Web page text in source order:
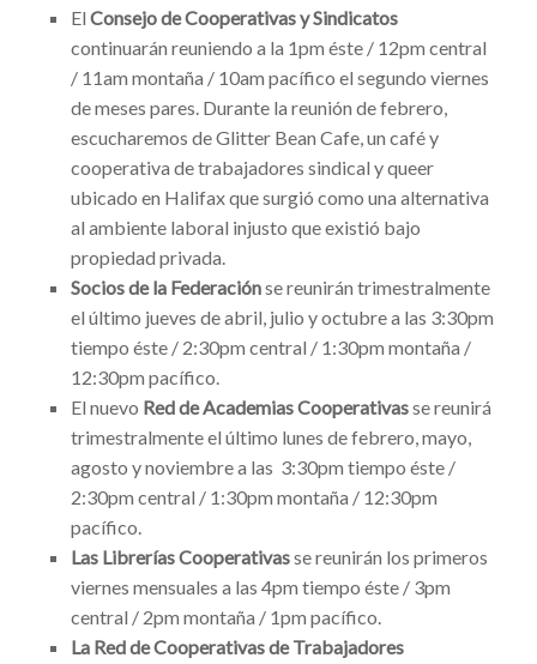
El Consejo de Cooperativas y Sindicatos
continuarán reuniendo a la 1pm éste / 12pm central
/ 11am montaña / 10am pacífico el segundo viernes
de meses pares. Durante la reunión de febrero,
escucharemos de Glitter Bean Cafe, un café y
cooperativa de trabajadores sindical y queer
ubicado en Halifax que surgió como una alternativa
al ambiente laboral injusto que existió bajo
propiedad privada.
Socios de la Federaciónse reunirán trimestralmente
el último jueves de abril, julio y octubre a las 3:30pm
tiempo éste / 2:30pm central / 1:30pm montaña /
12:30pm pacífico.
El nuevo Red de Academias Cooperativasse reunirá
trimestralmente el último lunes de febrero, mayo,
agosto y noviembre a las 3:30pm tiempo éste /
2:30pm central / 1:30pm montaña / 12:30pm
pacífico.
Las Librerías Cooperativasse reunirán los primeros
viernes mensuales a las 4pm tiempo éste / 3pm
central / 2pm montaña / 1pm pacífico.
La Red de Cooperativas de Trabajadores